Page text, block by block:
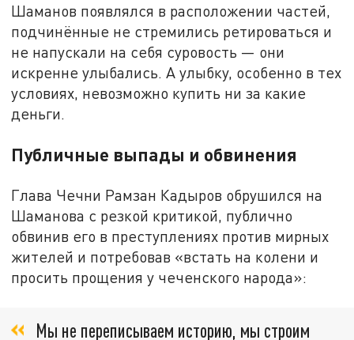
Шаманов появлялся в расположении частей,
подчинённые не стремились ретироваться и
не напускали на себя суровость — они
искренне улыбались. А улыбку, особенно в тех
условиях, невозможно купить ни за какие
деньги.
Публичные выпады и обвинения
Глава Чечни Рамзан Кадыров обрушился на
Шаманова с резкой критикой, публично
обвинив его в преступлениях против мирных
жителей и потребовав «встать на колени и
просить прощения у чеченского народа»:
Мы не переписываем историю, мы строим